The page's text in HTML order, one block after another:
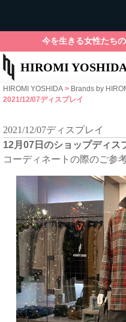
HIROMI
今を生きる女性たち
HIROMI YOSHIDA > Brands by
2021/12/07ディスプレイ
2021/12/07ディスプレイ
12月07日のショップディス
コーディネートの際のご参